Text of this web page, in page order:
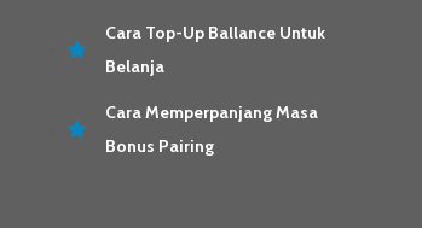
Cara Top-Up Ballance Untuk
Belanja
Cara Memperpanjang Masa
Bonus Pairing